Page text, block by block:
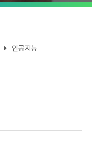
인공지능